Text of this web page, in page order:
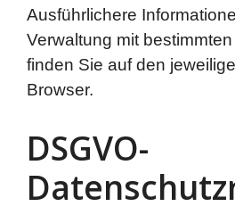
Ausführlichere
Verwaltung mit
finden Sie auf den
Browser.
DSGVO-